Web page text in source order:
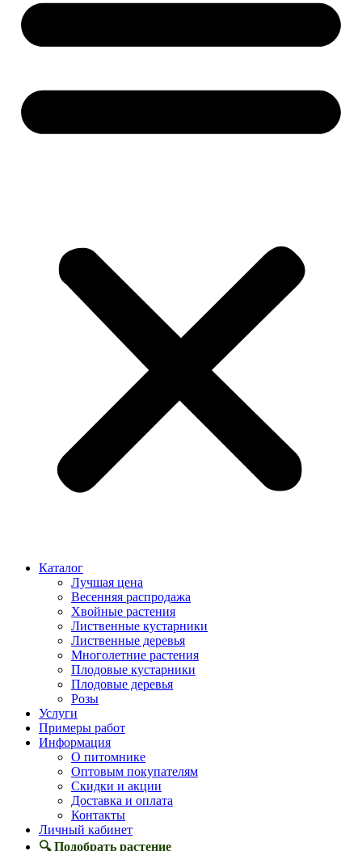
Каталог
Лучшая цена
Весенняя распродажа
Хвойные растения
Лиственные кустарники
Лиственные деревья
Многолетние растения
Плодовые кустарники
Плодовые деревья
Розы
Услуги
Примеры работ
Информация
О питомнике
Оптовым покупателям
Скидки и акции
Доставка и оплата
Контакты
Личный кабинет
🔍 Подобрать растение